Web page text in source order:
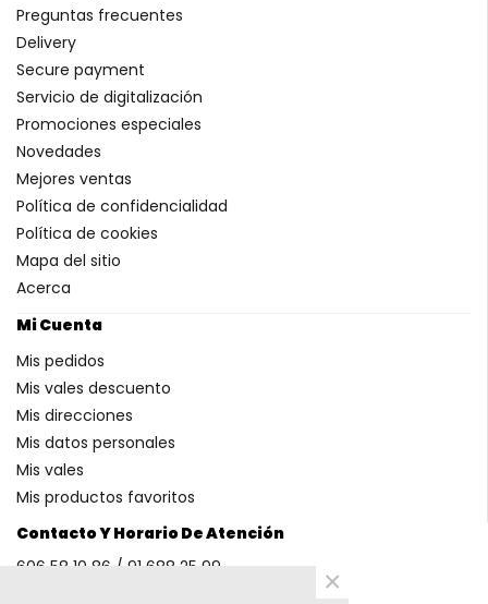
Contacto Y Horario De Atención
606 58 10 86 / 91 688 25 99
Preguntas frecuentes
Delivery
Secure payment
Servicio de digitalización
Promociones especiales
Novedades
Mejores ventas
Política de confidencialidad
Política de cookies
Mapa del sitio
Acerca
Mi Cuenta
Mis pedidos
Mis vales descuento
Mis direcciones
Mis datos personales
Mis vales
Mis productos favoritos
×